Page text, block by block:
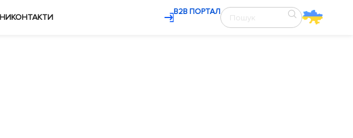
КОНТАКТИ
В2В ПОРТАЛ